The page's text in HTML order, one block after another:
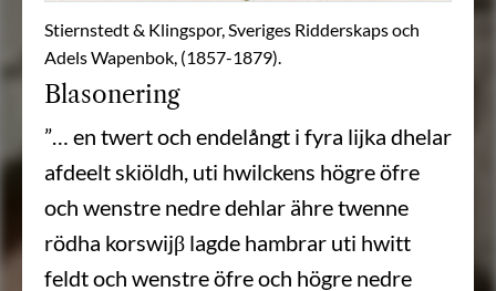
Stiernstedt & Klingspor, Sveriges Ridderskaps och
Adels Wapenbok, (1857-1879).
Blasonering
”… en twert och endelångt i fyra lijka dhelar
afdeelt skiöldh, uti hwilckens högre öfre
och wenstre nedre dehlar ähre twenne
rödha korswijβ lagde hambrar uti hwitt
feldt och wenstre öfre och högre nedre